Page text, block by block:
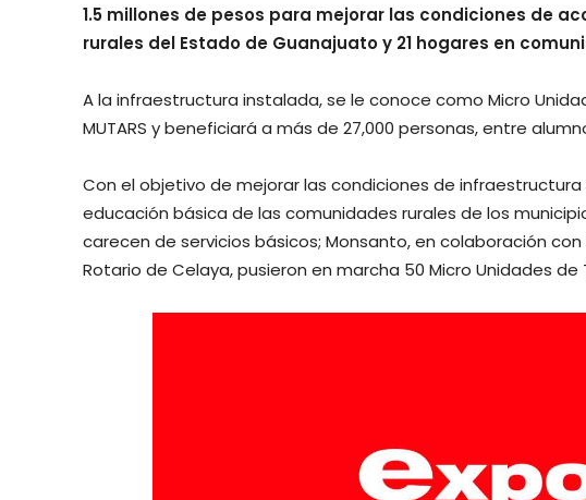
1.5 millones de pesos para mejorar las condiciones de
rurales del Estado de Guanajuato y 21 hogares en
A la infraestructura instalada, se le conoce como Micro
MUTARS y beneficiará a más de 27,000 personas, entre
Con el objetivo de mejorar las condiciones de
educación básica de las comunidades rurales de los
carecen de servicios básicos; Monsanto, en colaboración
Rotario de Celaya, pusieron en marcha 50 Micro Unidades de